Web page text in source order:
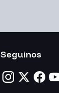
Seguinos